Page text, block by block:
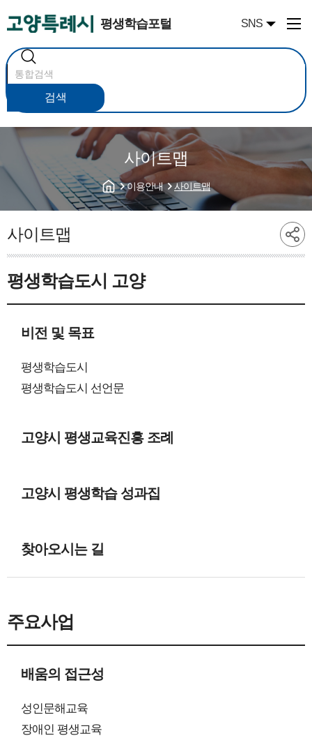
SNS
평생학습포털
통
합
검
색
검색
사이트맵
이용안내 사이트맵
사이트맵
평생학습도시 고양
비전 및 목표
평생학습도시
평생학습도시 선언문
고양시 평생교육진흥 조례
고양시 평생학습 성과집
찾아오시는 길
주요사업
배움의 접근성
성인문해교육
장애인 평생교육